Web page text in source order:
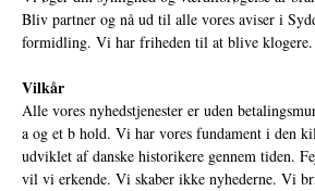
Bliv partner og nå ud til alle vores aviser i
formidling. Vi har friheden til at blive klogere.
Vilkår
Alle vores nyhedstjenester er uden
a og et b hold. Vi har vores fundament i den
udviklet af danske historikere gennem tiden.
vil vi erkende. Vi skaber ikke nyhederne. Vi